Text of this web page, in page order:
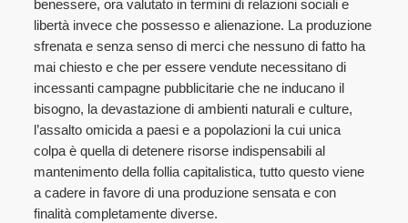
benessere, ora valutato in termini di relazioni sociali e
libertà invece che possesso e alienazione. La produzione
sfrenata e senza senso di merci che nessuno di fatto ha
mai chiesto e che per essere vendute necessitano di
incessanti campagne pubblicitarie che ne inducano il
bisogno, la devastazione di ambienti naturali e culture,
l’assalto omicida a paesi e a popolazioni la cui unica
colpa è quella di detenere risorse indispensabili al
mantenimento della follia capitalistica, tutto questo viene
a cadere in favore di una produzione sensata e con
finalità completamente diverse.